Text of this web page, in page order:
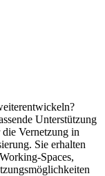
Unterstützung
Vernetzung in
Sie erhalten
Spaces,